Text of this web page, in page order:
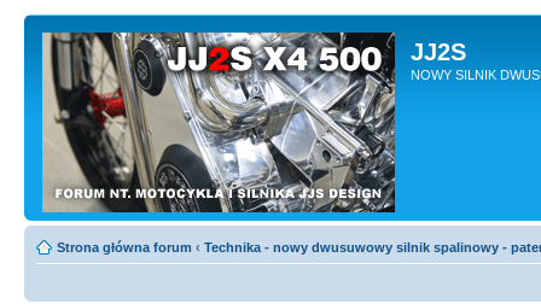
JJ2S
NOWY SILNIK
Strona główna forum ‹ Technika - nowy dwusuwowy silnik spalinowy -